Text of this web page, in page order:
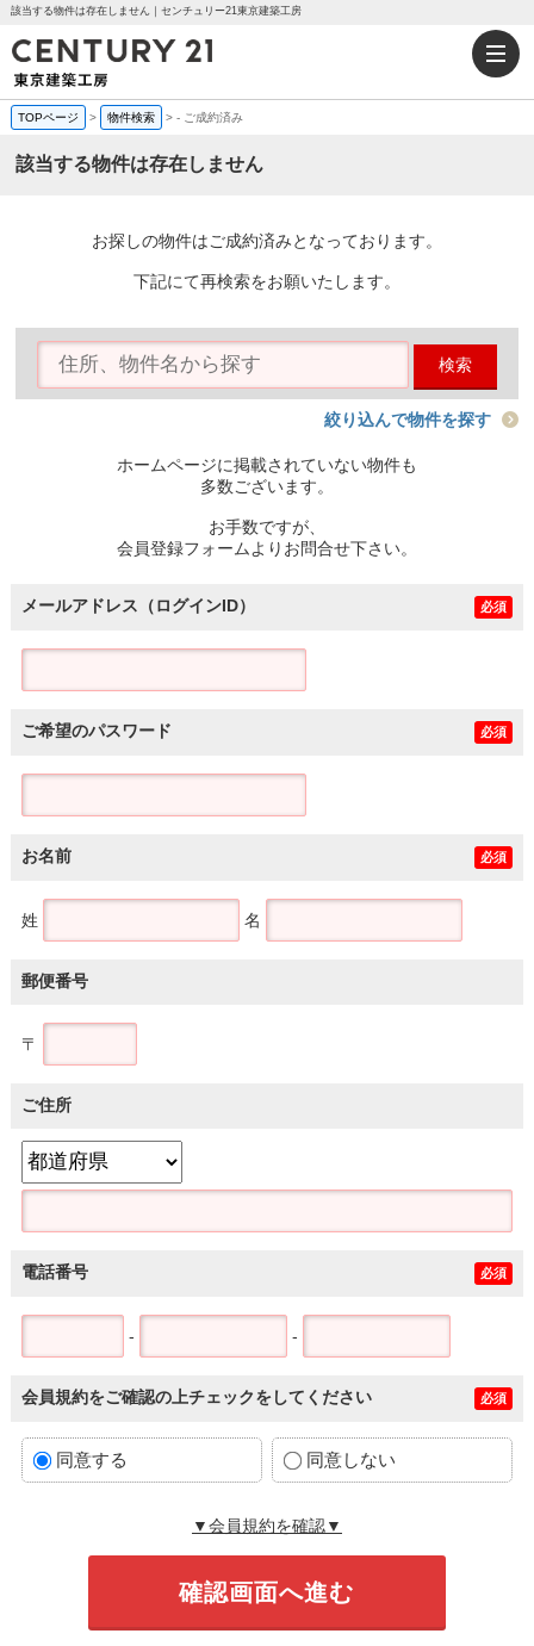
該当する物件は存在しません｜センチュリー21東京建築工房
TOPページ > 物件検索 >- ご成約済み
該当する物件は存在しません
お探しの物件はご成約済みとなっております。
下記にて再検索をお願いたします。
検索
絞り込んで物件を探す
ホームページに掲載されていない物件も
多数ございます。
お手数ですが、
会員登録フォームよりお問合せ下さい。
メールアドレス（ログインID） 必須
ご希望のパスワード 必須
お名前 必須
姓 名
郵便番号
〒
ご住所
電話番号 必須
- -
会員規約をご確認の上チェックをしてください 必須
同意する 同意しない
▼会員規約を確認▼